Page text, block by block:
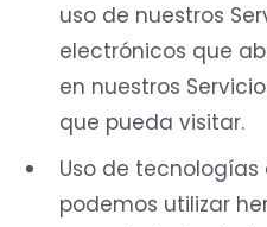
uso de nuestros
electrónicos que
en nuestros
que pueda visitar.
Uso de
podemos utilizar